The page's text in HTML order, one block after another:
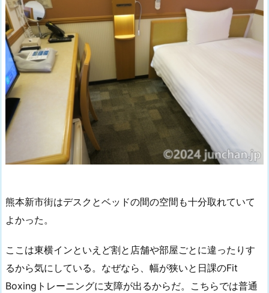
熊本新市街はデスクとベッドの間の空間も十分取れていて
よかった。
ここは東横インといえど割と店舗や部屋ごとに違ったりす
るから気にしている。なぜなら、幅が狭いと日課のFit
Boxingトレーニングに支障が出るからだ。こちらでは普通